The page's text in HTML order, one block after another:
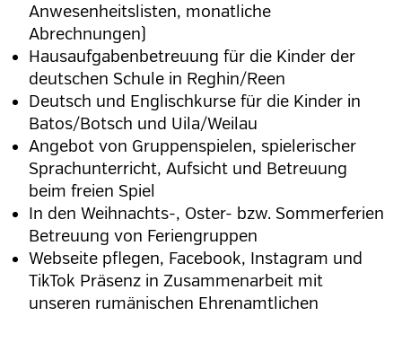
Anwesenheitslisten, monatliche
Abrechnungen)
Hausaufgabenbetreuung für die Kinder der
deutschen Schule in Reghin/Reen
Deutsch und Englischkurse für die Kinder in
Batos/Botsch und Uila/Weilau
Angebot von Gruppenspielen, spielerischer
Sprachunterricht, Aufsicht und Betreuung
beim freien Spiel
In den Weihnachts-, Oster- bzw. Sommerferien
Betreuung von Feriengruppen
Webseite pflegen, Facebook, Instagram und
TikTok Präsenz in Zusammenarbeit mit
unseren rumänischen Ehrenamtlichen